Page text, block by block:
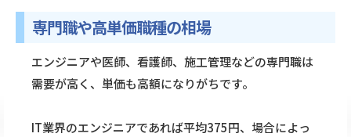
専門職や高単価職種の相場
エンジニアや医師、看護師、施工管理などの専門職は
需要が高く、単価も高額になりがちです。
IT業界のエンジニアであれば平均375円、場合によっ